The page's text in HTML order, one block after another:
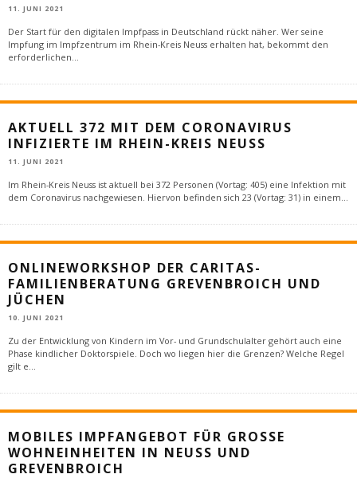
11. JUNI 2021
Der Start für den digitalen Impfpass in Deutschland rückt näher. Wer seine
Impfung im Impfzentrum im Rhein-Kreis Neuss erhalten hat, bekommt den
erforderlichen
AKTUELL 372 MIT DEM CORONAVIRUS
INFIZIERTE IM RHEIN-KREIS NEUSS
11. JUNI 2021
Im Rhein-Kreis Neuss ist aktuell bei 372 Personen (Vortag: 405) eine Infektion mit
dem Coronavirus nachgewiesen. Hiervon befinden sich 23 (Vortag: 31) in einem
ONLINEWORKSHOP DER CARITAS-
FAMILIENBERATUNG GREVENBROICH UND
JÜCHEN
10. JUNI 2021
Zu der Entwicklung von Kindern im Vor- und Grundschulalter gehört auch eine
Phase kindlicher Doktorspiele. Doch wo liegen hier die Grenzen? Welche Regel
gilt e
MOBILES IMPFANGEBOT FÜR GROSSE W
OHNEINHEITEN IN NEUSS UND G
REVENBROICH